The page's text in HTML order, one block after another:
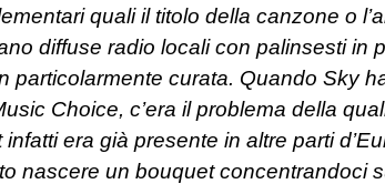
quali il titolo della canzone o
diffuse radio locali con palinsesti in
particolarmente curata. Quando Sky
Choice, c’era il problema della
era già presente in altre parti
nascere un bouquet concentrandoci